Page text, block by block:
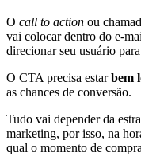
O call to action ou
vai colocar dentro do e-
direcionar seu usuário
O CTA precisa estarbem
as chances de conversão.
Tudo vai depender da
marketing, por isso, na
qual o momento de